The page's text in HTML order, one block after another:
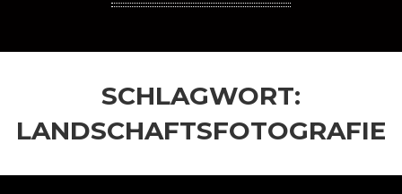
SCHLAGWORT:
LANDSCHAFTSFOTOGRAFIE